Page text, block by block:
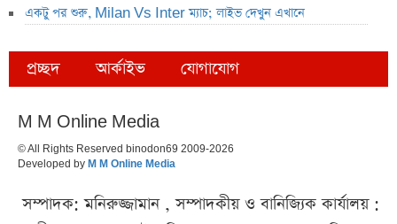
একটু পর শুরু, Milan Vs Inter ম্যাচ; লাইভ দেখুন এখানে
প্রচ্ছদ আর্কাইভ যোগাযোগ
M M Online Media
© All Rights Reserved binodon69 2009-2026
Developed by M M Online Media
সম্পাদক: মনিরুজ্জামান , সম্পাদকীয় ও বানিজ্যিক কার্যালয় :